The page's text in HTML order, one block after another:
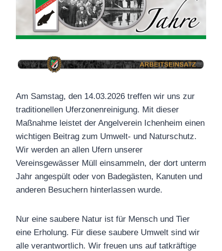
Am Samstag, den 14.03.2026 treffen wir uns zur
traditionellen Uferzonenreinigung. Mit dieser
Maßnahme leistet der Angelverein Ichenheim einen
wichtigen Beitrag zum Umwelt- und Naturschutz.
Wir werden an allen Ufern unserer
Vereinsgewässer Müll einsammeln, der dort unterm
Jahr angespült oder von Badegästen, Kanuten und
anderen Besuchern hinterlassen wurde.
Nur eine saubere Natur ist für Mensch und Tier
eine Erholung. Für diese saubere Umwelt sind wir
alle verantwortlich. Wir freuen uns auf tatkräftige